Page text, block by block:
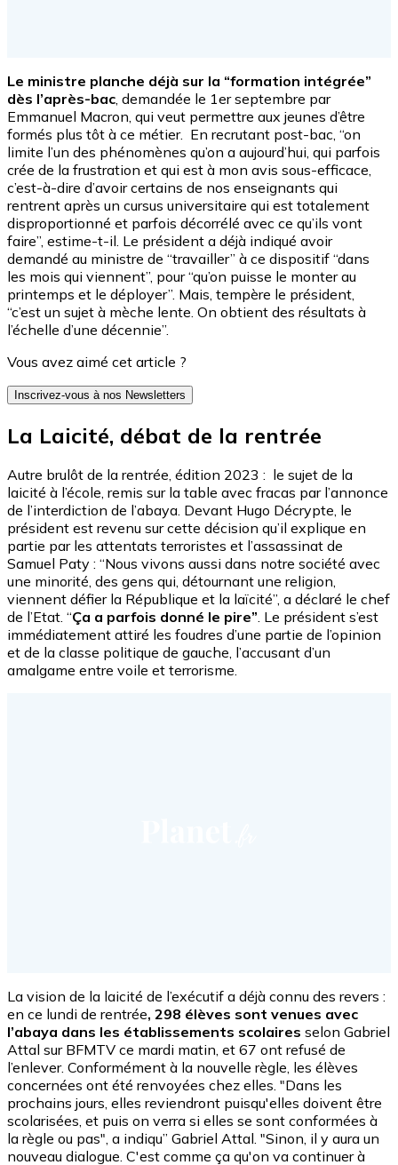
Le ministre planche déjà sur la “formation intégrée”
dès l’après-bac , demandée le 1er septembre par
Emmanuel Macron, qui veut permettre aux jeunes d’être
formés plus tôt à ce métier. En recrutant post-bac, “on
limite l’un des phénomènes qu’on a aujourd’hui, qui parfois
crée de la frustration et qui est à mon avis sous-efficace,
c’est-à-dire d’avoir certains de nos enseignants qui
rentrent après un cursus universitaire qui est totalement
disproportionné et parfois décorrélé avec ce qu’ils vont
faire”, estime-t-il. Le président a déjà indiqué avoir
demandé au ministre de “travailler” à ce dispositif “dans
les mois qui viennent”, pour “qu’on puisse le monter au
printemps et le déployer”. Mais, tempère le président,
“c’est un sujet à mèche lente. On obtient des résultats à
l’échelle d’une décennie”.
Vous avez aimé cet article ?
Inscrivez-vous à nos Newsletters
La Laicité, débat de la rentrée
Autre brulôt de la rentrée, édition 2023 : le sujet de la
laicité à l’école, remis sur la table avec fracas par l’annonce
de l’interdiction de l’abaya. Devant Hugo Décrypte, le
président est revenu sur cette décision qu’il explique en
partie par les attentats terroristes et l’assassinat de
Samuel Paty : “Nous vivons aussi dans notre société avec
une minorité, des gens qui, détournant une religion,
viennent défier la République et la laïcité”, a déclaré le chef
de l’Etat. “Ça a parfois donné le pire”. Le président s’est
immédiatement attiré les foudres d’une partie de l’opinion
et de la classe politique de gauche, l’accusant d’un
amalgame entre voile et terrorisme.
La vision de la laicité de l’exécutif a déjà connu des revers :
en ce lundi de rentrée, 298 élèves sont venues avec
l’abaya dans les établissements scolaires selon Gabriel
Attal sur BFMTV ce mardi matin, et 67 ont refusé de
l’enlever. Conformément à la nouvelle règle, les élèves
concernées ont été renvoyées chez elles. "Dans les
prochains jours, elles reviendront puisqu'elles doivent être
scolarisées, et puis on verra si elles se sont conformées à
la règle ou pas", a indiqu” Gabriel Attal. "Sinon, il y aura un
nouveau dialogue. C'est comme ça qu'on va continuer à